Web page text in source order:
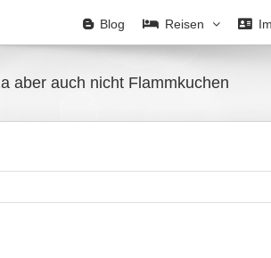
Blog Reisen
aber auch nicht Flammkuchen